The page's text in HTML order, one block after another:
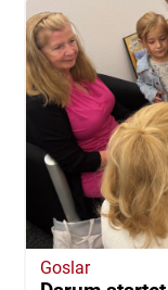
Goslar